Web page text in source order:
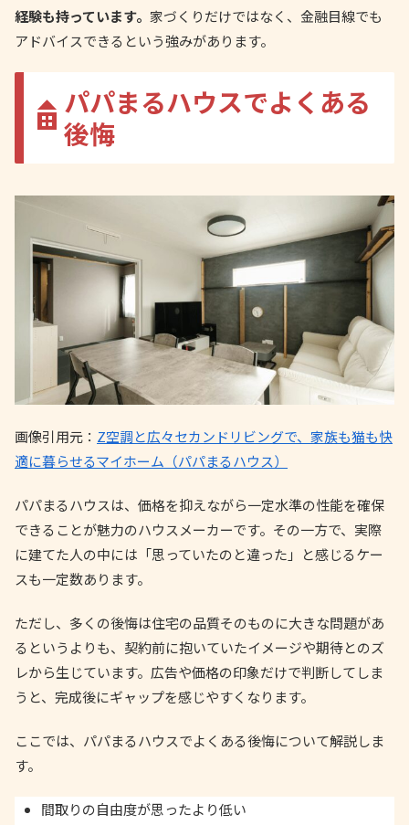
経験も持っています。 家づくりだけではなく、金融目線でも
アドバイスできるという強みがあります。
パパまるハウスでよくある
後悔
画像引用元： Z空調と広々セカンドリビングで、家族も猫も快
適に暮らせるマイホーム（パパまるハウス）
パパまるハウスは、価格を抑えながら一定水準の性能を確保
できることが魅力のハウスメーカーです。その一方で、実際
に建てた人の中には「思っていたのと違った」と感じるケー
スも一定数あります。
ただし、多くの後悔は住宅の品質そのものに大きな問題があ
るというよりも、契約前に抱いていたイメージや期待とのズ
レから生じています。広告や価格の印象だけで判断してしま
うと、完成後にギャップを感じやすくなります。
ここでは、パパまるハウスでよくある後悔について解説しま
す。
間取りの自由度が思ったより低い